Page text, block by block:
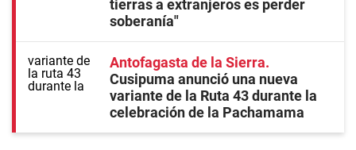
tierras a extranjeros es perder
soberanía"
Antofagasta de la Sierra
Cusipuma anunció una nueva
variante de la Ruta 43 durante la
celebración de la Pachamama